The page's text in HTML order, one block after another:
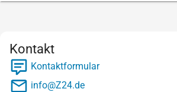
Kontakt
Kontaktformular
info@Z24.de